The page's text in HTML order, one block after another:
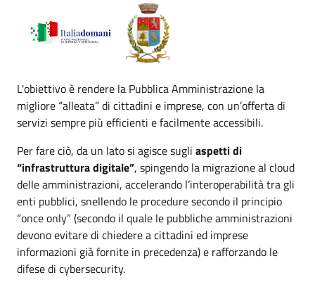
L'obiettivo è rendere la Pubblica Amministrazione la
migliore “alleata” di cittadini e imprese, con un’offerta di
servizi sempre più efficienti e facilmente accessibili.
Per fare ciò, da un lato si agisce sugli aspetti di
“infrastruttura digitale”, spingendo la migrazione al cloud
delle amministrazioni, accelerando l’interoperabilità tra gli
enti pubblici, snellendo le procedure secondo il principio
“once only” (secondo il quale le pubbliche amministrazioni
devono evitare di chiedere a cittadini ed imprese
informazioni già fornite in precedenza) e rafforzando le
difese di cybersecurity.